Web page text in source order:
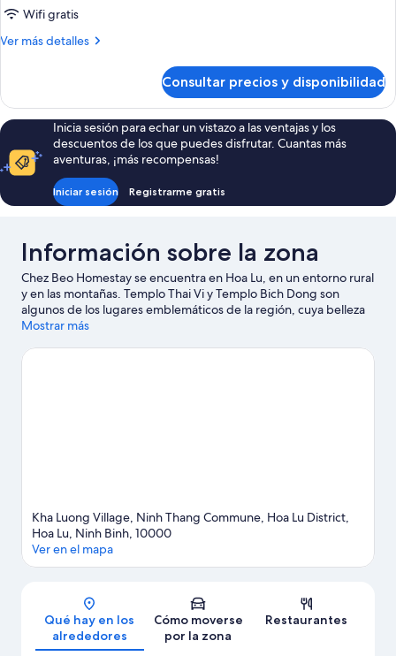
Wifi gratis
Ver más detalles
Más
clásica
Consultar precios y disponibilidad
Inicia sesión para echar un vistazo a las ventajas y los
descuentos de los que puedes disfrutar. Cuantas más
aventuras, ¡más recompensas!
Iniciar sesión Registrarme gratis
Información sobre la zona
Chez Beo Homestay se encuentra en Hoa Lu, en un entorno rural
y en las montañas. Templo Thai Vi y Templo Bich Dong son
algunos de los lugares emblemáticos de la región, cuya belleza
natural puedes admirar en Complejo paisajístico de Trang An y
del agua realizando un sinfín de actividades (por ejemplo,
Mostrar más
Kha Luong Village, Ninh Thang Commune, Hoa Lu District,
Hoa Lu, Ninh Binh, 10000
Ver en el mapa
Qué hay en los
alrededores
Cómo moverse
por la zona
Restaurantes